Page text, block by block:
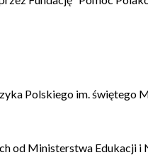
Polskiego im.
od Ministerstwa Edukacji i